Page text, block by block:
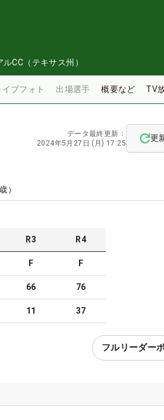
ルCC（テキサス州）
イブフォト 出場選手 概要など TV
データ最終更新：
2024年5月27日 (月) 17:25
更
歳）
R3 R4
F F
66 76
11 37
フルリーダー